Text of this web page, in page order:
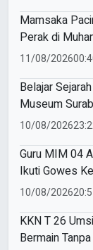
Mamsaka
Perak di
2026
11/08/2026
Belajar
Museum
10/08/2026
Guru MIM 04
Ikuti Gowes
10/08/2026
KKN T 26
Bermain